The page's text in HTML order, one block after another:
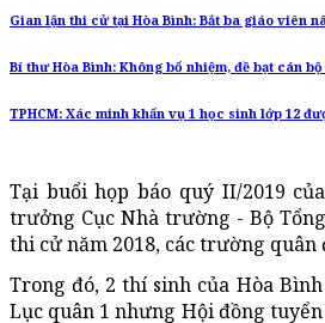
Gian lận thi cử tại Hòa Bình: Bắt ba giáo viên
Bí thư Hòa Bình: Không bổ nhiệm, đề bạt cán
TPHCM: Xác minh khẩn vụ 1 học sinh lớp 12
Tại buổi họp báo quý II/2019
trưởng Cục Nhà trường - Bộ
thi cử năm 2018, các trường
Trong đó, 2 thí sinh của Hòa
Lục quân 1 nhưng Hội đồng